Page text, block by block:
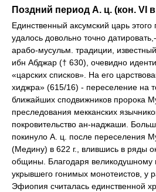
Поздний период А. ц. (кон. VI
Единственный аксумский царь
удалось довольно точно
арабо-мусульм. традиции,
ибн Абджар († 630), очевидно
«царских списков». На его
хиджра» (615/16) - переселение на
ближайших сподвижников пророка
преследования мекканских
покровительство ан-наджаши.
покинуло А. ц. после переселения
(Медину) в 622 г., влившись в ряды
общины. Благодаря великодушному
укрывшего гонимых монотеистов, у
Эфиопия считалась единственной